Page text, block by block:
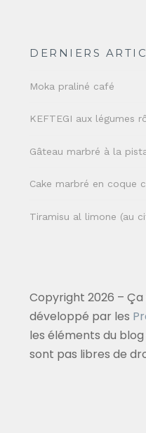
DERNIERS
Moka praliné café
KEFTEGI aux légumes
Gâteau marbré à la
Cake marbré en coque
Tiramisu al limone (au
Copyright 2026 –
développé par les
les éléments du blog
sont pas libres de